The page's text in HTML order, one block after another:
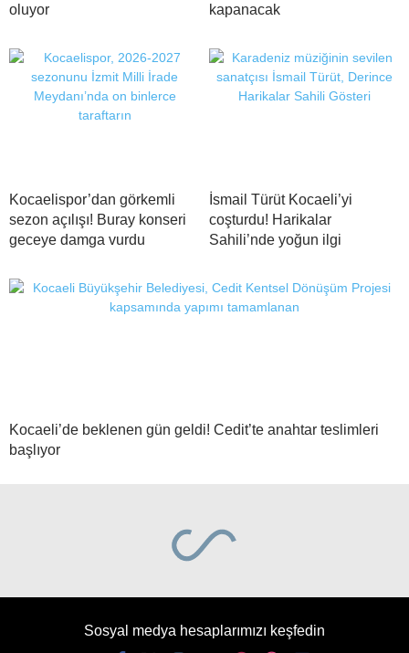
oluyor
kapanacak
Kocaelispor’dan görkemli
sezon açılışı! Buray konseri
geceye damga vurdu
İsmail Türüt Kocaeli’yi
coşturdu! Harikalar
Sahili’nde yoğun ilgi
Kocaeli’de beklenen gün geldi! Cedit’te anahtar teslimleri
başlıyor
Sosyal medya hesaplarımızı keşfedin